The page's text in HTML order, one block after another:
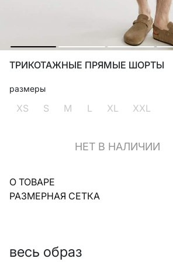
ТРИКОТАЖНЫЕ ПРЯМЫЕ ШОРТЫ
размеры
XS S M L XL XXL
НЕТ В НАЛИЧИИ
О ТОВАРЕ
РАЗМЕРНАЯ СЕТКА
весь образ